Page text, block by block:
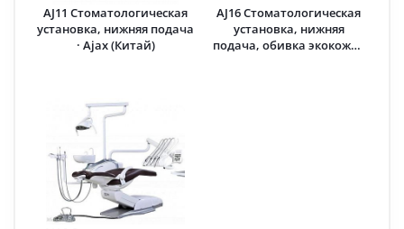
AJ11 Стоматологическая
установка, нижняя подача
· Ajax (Китай)
AJ16 Стоматологическая
установка, нижняя
подача, обивка экокожа ·